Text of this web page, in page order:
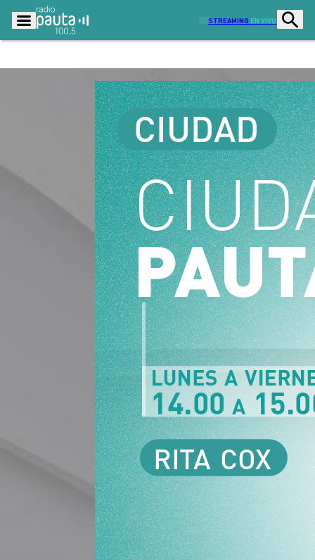
STREAMING EN VIVO
Programas
Actualidad
Economía
Radio en vivo Sostenibilidad
Tendencias Deportes
Entretención y Cultura Opinión
Dato en Pauta Señal 2
Contenido Patrocinado